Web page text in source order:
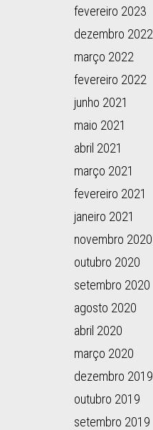
fevereiro 2023
dezembro 2022
março 2022
fevereiro 2022
junho 2021
maio 2021
abril 2021
março 2021
fevereiro 2021
janeiro 2021
novembro 2020
outubro 2020
setembro 2020
agosto 2020
abril 2020
março 2020
dezembro 2019
outubro 2019
setembro 2019